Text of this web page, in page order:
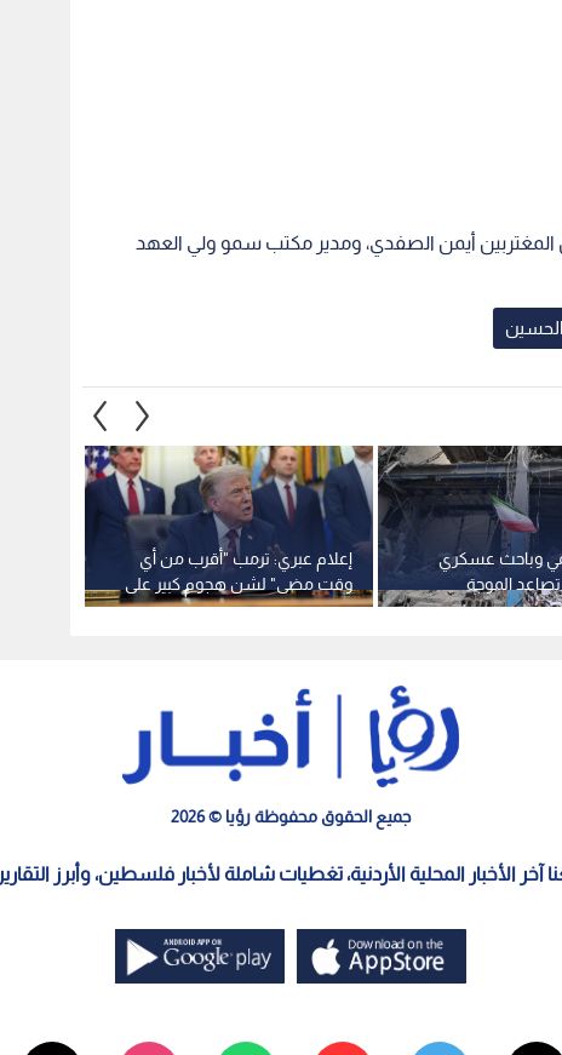
المغتربين أيمن الصفدي، ومدير مكتب سمو ولي العهد
الحسين
إعلام عبري: ترمب "أقرب من أي
وقت مضى" لشن هجوم كبير على
إيران
وباحث عسكري
الموجة
واشنطن وطهران
جميع الحقوق محفوظة رؤيا © 2026
آخر الأخبار المحلية الأردنية، تغطيات شاملة لأخبار فلسطين، وأبرز